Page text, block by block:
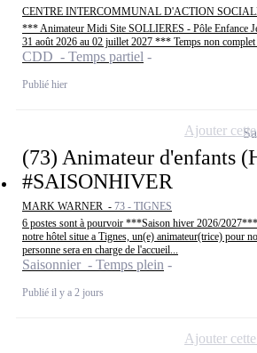
CENTRE INTERCOMMUNAL D'ACTION
*** Animateur Midi Site SOLLIERES - Pôle Enfance
31 août 2026 au 02 juillet 2027 *** Temps non complet
CDD - Temps partiel
Publié hier
(73) Animateur d'enfants
#SAISONHIVER
MARK WARNER - 73 - TIGNES
6 postes sont à pourvoir ***Saison hiver 2026/
notre hôtel situe a Tignes, un(e) animateur(trice) pour
personne sera en charge de l'accueil...
Saisonnier - Temps plein
Publié il y a 2 jours
Ajouter
Ajouter